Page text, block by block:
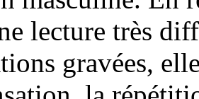
lecture très
gravées,